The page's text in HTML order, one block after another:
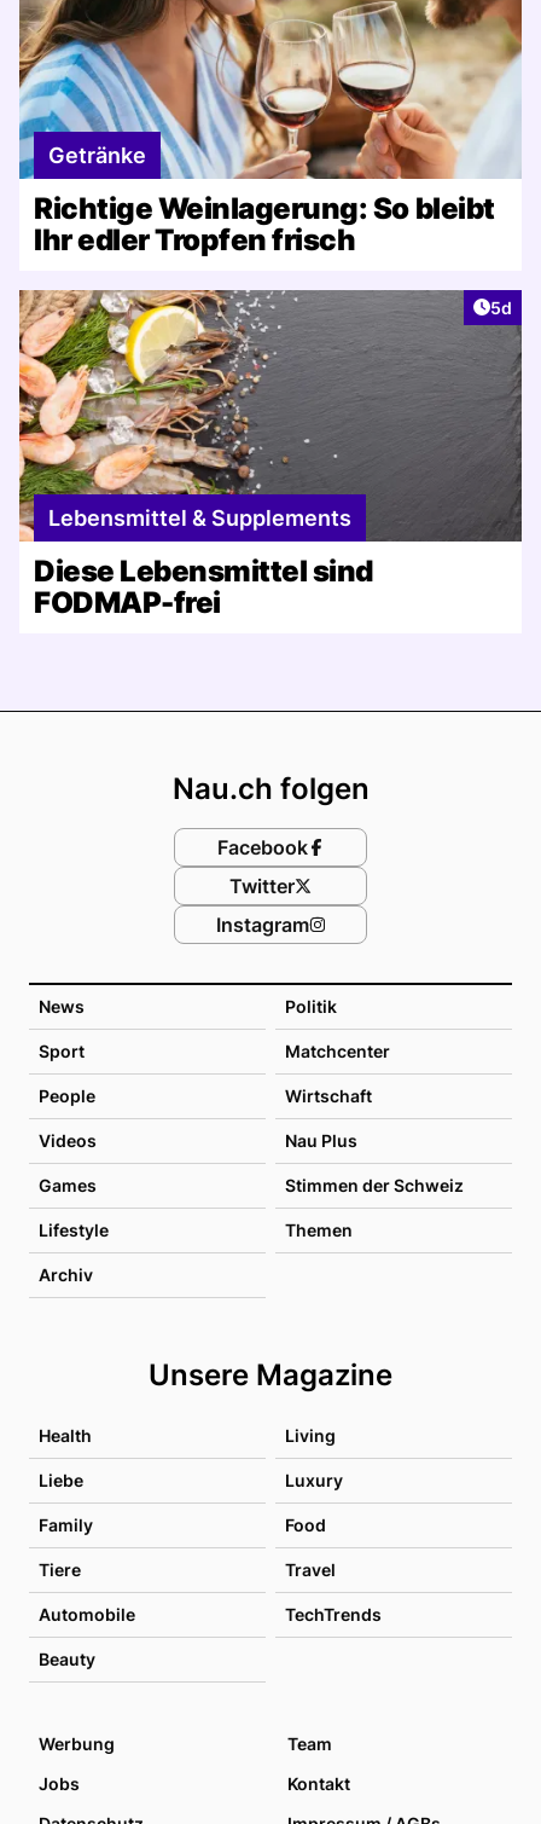
Getränke
Richtige Weinlagerung: So bleibt
Ihr edler Tropfen frisch
5d
Lebensmittel & Supplements
Diese Lebensmittel sind
FODMAP-frei
News Politik
Sport Matchcenter
People Wirtschaft
Videos Nau Plus
Games Stimmen der Schweiz
Lifestyle Themen
Archiv
Unsere Magazine
Health Living
Liebe Luxury
Family Food
Tiere Travel
Automobile TechTrends
Beauty
Nau.ch folgen
Facebook
Twitter
Instagram
Werbung
Team
Jobs
Kontakt